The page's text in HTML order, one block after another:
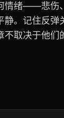
情绪——悲
。记住反
取决于他们